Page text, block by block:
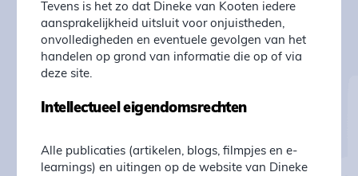
Tevens is het zo dat Dineke van Kooten iedere
aansprakelijkheid uitsluit voor onjuistheden,
onvolledigheden en eventuele gevolgen van het
handelen op grond van informatie die op of via
deze site.
Intellectueel eigendomsrechten
Alle publicaties (artikelen, blogs, filmpjes en e-
learnings) en uitingen op de website van Dineke